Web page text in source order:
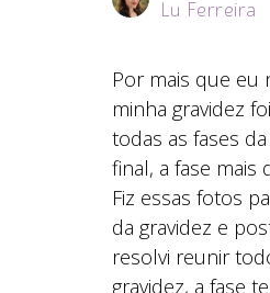
Lu Ferreira
Por mais que eu
minha gravidez
todas as fases
final, a fase mais
Fiz essas fotos
da gravidez e
resolvi reunir
gravidez, a fase